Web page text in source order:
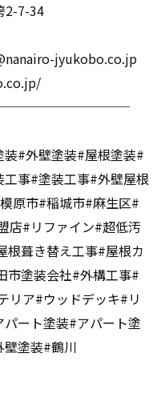
2-7-34
jyukobo.co.jp
#外壁塗装#屋根塗装#
事#塗装工事#外壁屋根
原市#稲城市#麻生区#
店#リファイン#超低汚
根葺き替え工事#屋根カ
市塗装会社#外構工事#
リア#ウッドデッキ#リ
ート塗装#アパート塗
塗装#鶴川